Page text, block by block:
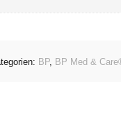
BP, BP Med &